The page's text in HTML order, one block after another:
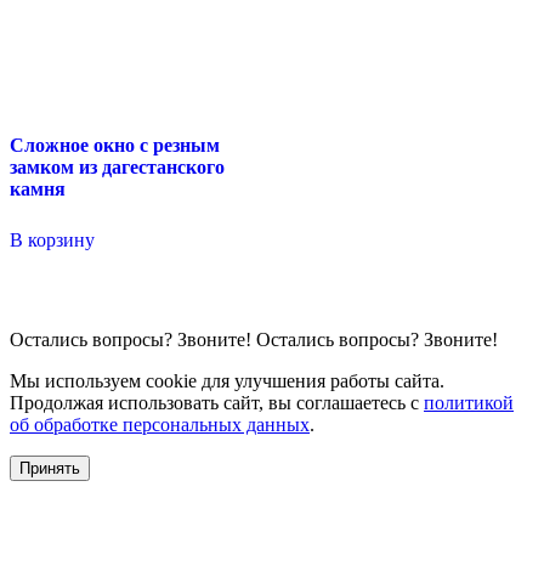
Сложное окно с резным
замком из дагестанского
камня
В корзину
Остались вопросы? Звоните! Остались вопросы? Звоните!
Мы используем cookie для улучшения работы сайта.
Продолжая использовать сайт, вы соглашаетесь с политикой
об обработке персональных данных.
Принять